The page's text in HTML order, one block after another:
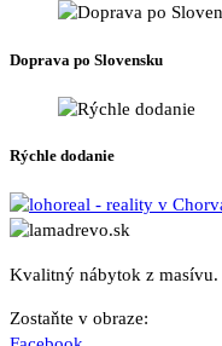
stránke
produktu.
Doprava po Slovensku
Rýchle dodanie
Kvalitný nábytok z masívu.
Zostaňte v obraze: